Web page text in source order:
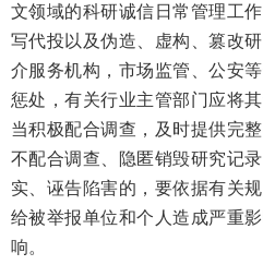
文领域的科研诚信日常管理工
写代投以及伪造、虚构、篡改
介服务机构，市场监管、公安
惩处，有关行业主管部门应将
当积极配合调查，及时提供完
不配合调查、隐匿销毁研究记
实、诬告陷害的，要依据有关
给被举报单位和个人造成严重
响。